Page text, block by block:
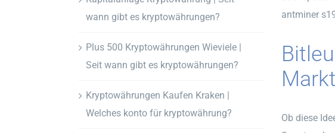
antminer
Ob diese
wann gibt es kryptowährungen?
Plus 500 Kryptowährungen Wieviele |
Seit wann gibt es kryptowährungen?
Kryptowährungen Kaufen Kraken |
Welches konto für kryptowährung?